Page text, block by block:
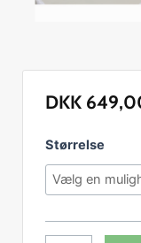
DKK
Størrelse
Jakke
m/hat
og
antal